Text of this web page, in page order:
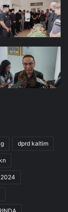
dprd kaltim